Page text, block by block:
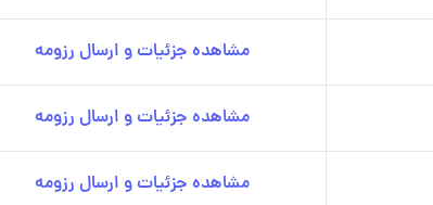
مشاهده جزئیات و ارسال رزومه
مشاهده جزئیات و ارسال رزومه
مشاهده جزئیات و ارسال رزومه